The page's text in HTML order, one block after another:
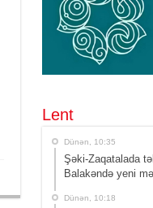
Lent
Dünən, 10:35
Şəki-Zaqatalada
Balakəndə yeni
Dünən, 10:18